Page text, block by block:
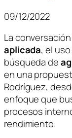
09/12/2022
La
aplicada, el
búsqueda de
en una
Rodríguez,
enfoque que
procesos
rendimiento.